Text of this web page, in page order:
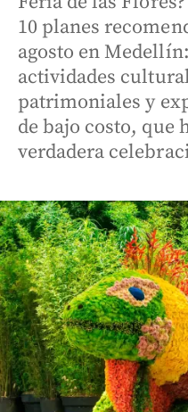
10 planes
agosto en
actividades
patrimoniales y
de bajo costo, que
verdadera